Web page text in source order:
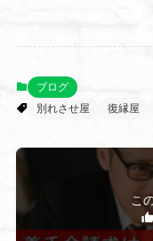
ブログ
別れさせ屋
復縁屋
こ